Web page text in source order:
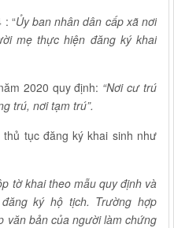
: “Ủy ban nhân dân cấp xã nơi
mẹ thực hiện đăng ký khai
2020 quy định: “Nơi cư trú
trú, nơi tạm trú”.
tục đăng ký khai sinh như
tờ khai theo mẫu quy định và
ký hộ tịch. Trường hợp
văn bản của người làm chứng